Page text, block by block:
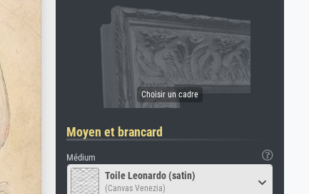
Moyen et brancard
Médium
Toile Leonardo (satin)
(Canvas Venezia)